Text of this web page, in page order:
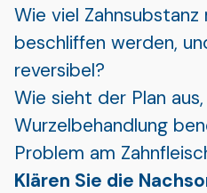
Wie viel
beschliffen werden,
reversibel?
Wie sieht der Plan
Wurzelbehandlung
Problem am
Klären Sie die